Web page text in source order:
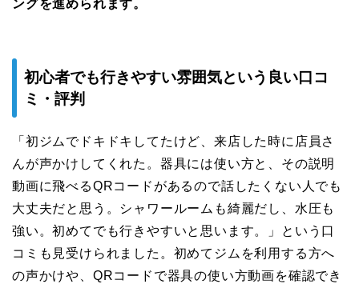
ングを進められます。
初心者でも行きやすい雰囲気という良い口コ
ミ・評判
「初ジムでドキドキしてたけど、来店した時に店員さ
んが声かけしてくれた。器具には使い方と、その説明
動画に飛べるQRコードがあるので話したくない人でも
大丈夫だと思う。シャワールームも綺麗だし、水圧も
強い。初めてでも行きやすいと思います。」という口
コミも見受けられました。初めてジムを利用する方へ
の声かけや、QRコードで器具の使い方動画を確認でき